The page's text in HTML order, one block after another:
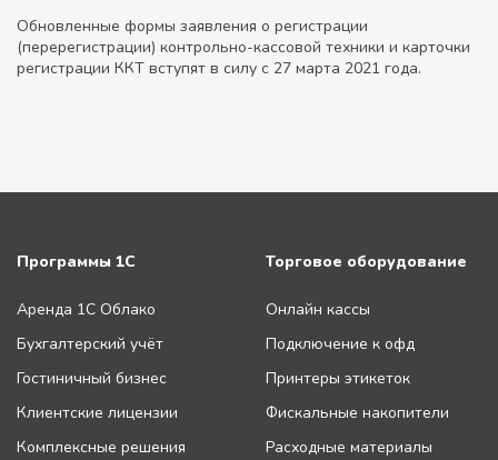
Обновленные формы заявления о регистрации
(перерегистрации) контрольно-кассовой техники и карточки
регистрации ККТ вступят в силу с 27 марта 2021 года.
Программы 1С
Аренда 1С Облако
Бухгалтерский учёт
Гостиничный бизнес
Клиентские лицензии
Комплексные решения
Торговое оборудование
Онлайн кассы
Подключение к офд
Принтеры этикеток
Фискальные накопители
Расходные материалы